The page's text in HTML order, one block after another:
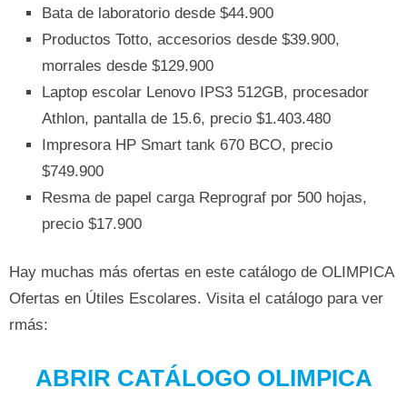
Bata de laboratorio desde $44.900
Productos Totto, accesorios desde $39.900,
morrales desde $129.900
Laptop escolar Lenovo IPS3 512GB, procesador
Athlon, pantalla de 15.6, precio $1.403.480
Impresora HP Smart tank 670 BCO, precio
$749.900
Resma de papel carga Reprograf por 500 hojas,
precio $17.900
Hay muchas más ofertas en este catálogo de OLIMPICA
Ofertas en Útiles Escolares. Visita el catálogo para ver
rmás:
ABRIR CATÁLOGO OLIMPICA